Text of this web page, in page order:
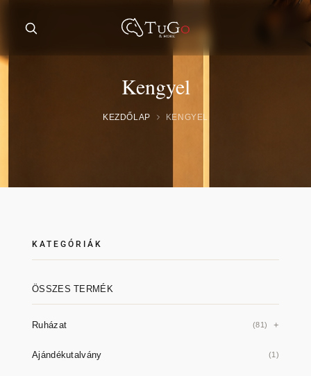
Kengyel
KEZDŐLAP KENGYEL
KATEGÓRIÁK
ÖSSZES TERMÉK
Ruházat (81)
Ajándékutalvány (1)